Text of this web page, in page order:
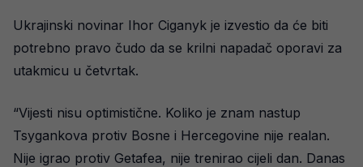
Ukrajinski novinar Ihor Ciganyk je izvestio da će biti
potrebno pravo čudo da se krilni napadač oporavi za
utakmicu u četvrtak.
“Vijesti nisu optimistične. Koliko je znam nastup
Tsygankova protiv Bosne i Hercegovine nije realan.
Nije igrao protiv Getafea, nije trenirao cijeli dan. Danas